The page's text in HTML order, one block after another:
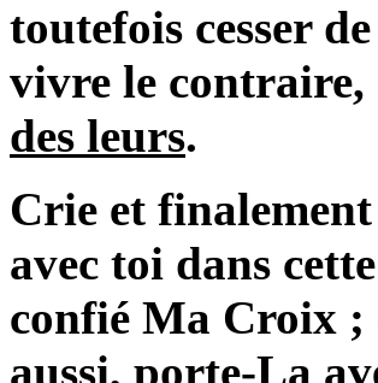
toutefois cesser
vivre le contraire,
des leurs.
Crie et
avec toi dans
confié Ma Croix ;
aussi, porte-La